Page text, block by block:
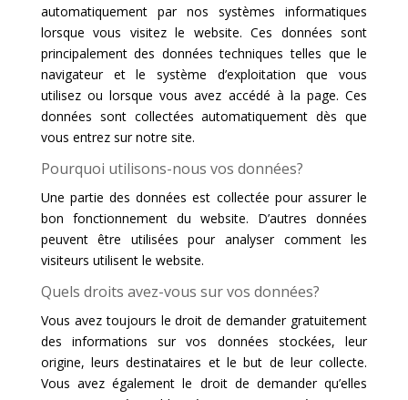
automatiquement par nos systèmes informatiques
lorsque vous visitez le website. Ces données sont
principalement des données techniques telles que le
navigateur et le système d’exploitation que vous
utilisez ou lorsque vous avez accédé à la page. Ces
données sont collectées automatiquement dès que
vous entrez sur notre site.
Pourquoi utilisons-nous vos données?
Une partie des données est collectée pour assurer le
bon fonctionnement du website. D’autres données
peuvent être utilisées pour analyser comment les
visiteurs utilisent le website.
Quels droits avez-vous sur vos données?
Vous avez toujours le droit de demander gratuitement
des informations sur vos données stockées, leur
origine, leurs destinataires et le but de leur collecte.
Vous avez également le droit de demander qu’elles